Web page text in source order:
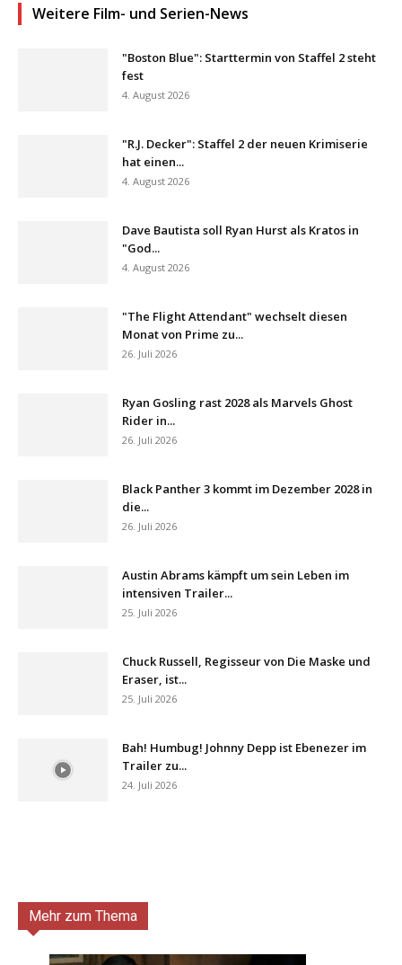
Weitere Film- und Serien-News
"Boston Blue": Starttermin von Staffel 2 steht
fest
4. August 2026
"R.J. Decker": Staffel 2 der neuen Krimiserie
hat einen...
4. August 2026
Dave Bautista soll Ryan Hurst als Kratos in
"God...
4. August 2026
"The Flight Attendant" wechselt diesen
Monat von Prime zu...
26. Juli 2026
Ryan Gosling rast 2028 als Marvels Ghost
Rider in...
26. Juli 2026
Black Panther 3 kommt im Dezember 2028 in
die...
26. Juli 2026
Austin Abrams kämpft um sein Leben im
intensiven Trailer...
25. Juli 2026
Chuck Russell, Regisseur von Die Maske und
Eraser, ist...
25. Juli 2026
Bah! Humbug! Johnny Depp ist Ebenezer im
Trailer zu...
24. Juli 2026
Mehr zum Thema